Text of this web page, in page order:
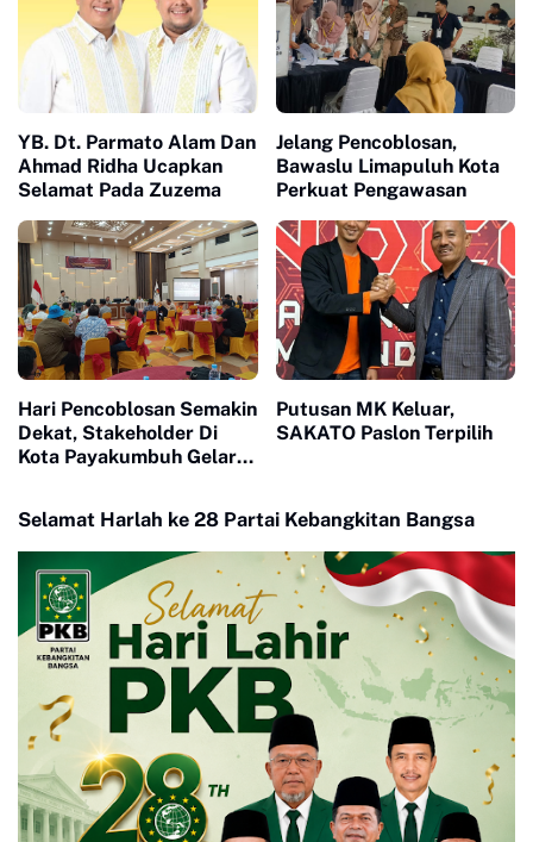
YB. Dt. Parmato Alam Dan
Ahmad Ridha Ucapkan
Selamat Pada Zuzema
Jelang Pencoblosan,
Bawaslu Limapuluh Kota
Perkuat Pengawasan
Hari Pencoblosan Semakin
Dekat, Stakeholder Di
Kota Payakumbuh Gelar
Putusan MK Keluar,
SAKATO Paslon Terpilih
Selamat Harlah ke 28 Partai Kebangkitan Bangsa